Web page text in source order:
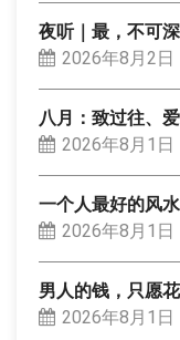
夜听｜最，不可
2026年8月2日
八月：致过往、
2026年8月1日
一个人最好的风
2026年8月1日
男人的钱，只愿
2026年8月1日